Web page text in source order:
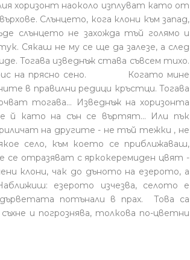
хоризонт наоколо изплуват като от
Слънцето, кога клони към запад,
слънцето не захожда тъй голямо и
Сякаш не му се ще да залезе, а след
Тогава изведнъж става съвсем тихо.
мирис на прясно сено. Когато мине
в правилни редици кръстци. Тогава
тогава... Изведнъж на хоризонта
й като на сън се въртят... Или пък
на другите - не тъй тежки , не
село, към което се приближаваш,
се отразяват с яркокеремиден цвят -
клони, чак до дъното на езерото, а
езерото изчезва, селото е
потънали в прах. Това са
и погрознява, толкова по-цветни